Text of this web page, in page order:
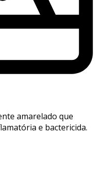
amarelado que
e bactericida.